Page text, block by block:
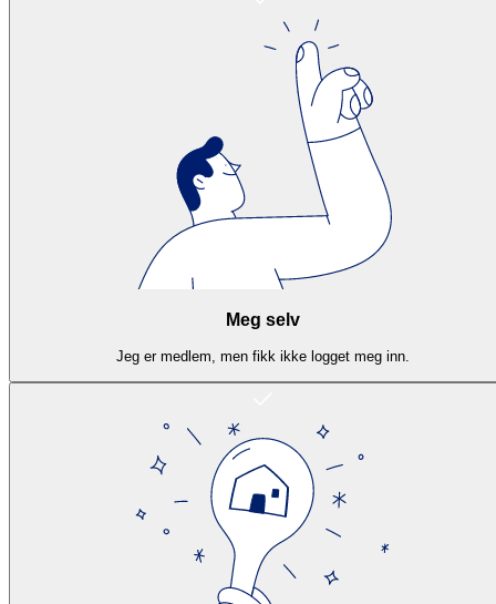
Meg selv
Jeg er medlem, men fikk ikke logget meg inn.